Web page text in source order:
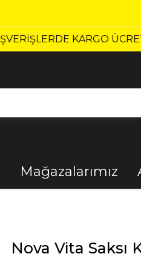
KARGO ÜCRETSİZ!
Mağazalarımız
Nova Vita Saksı